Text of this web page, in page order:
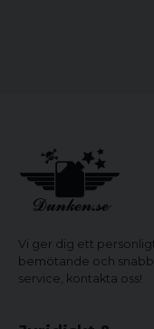
Vi ger dig ett
bemötande och snabb
service, kontakta oss!